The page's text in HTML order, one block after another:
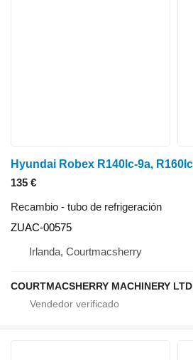
135 €
Recambio - tubo de refrigeración
ZUAC-00575
Irlanda, Courtmacsherry
COURTMACSHERRY MACHINERY LTD